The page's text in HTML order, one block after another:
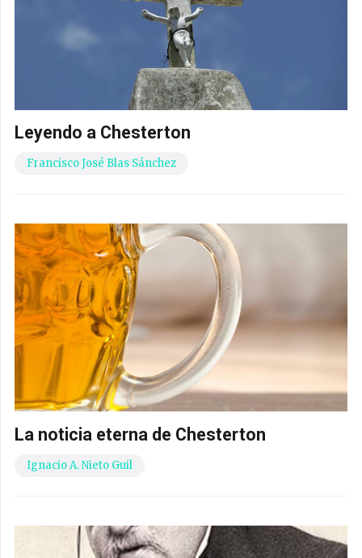
Leyendo a Chesterton
Francisco José Blas Sánchez
La noticia eterna de Chesterton
Ignacio A. Nieto Guil